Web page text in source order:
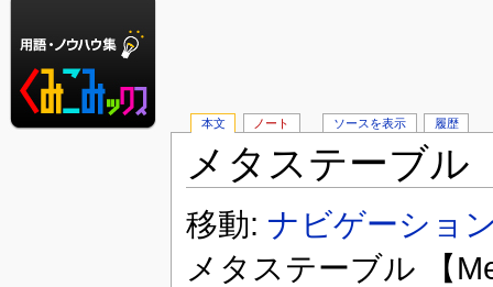
メタステーブル
移動: ナビゲーショ
メタステーブル 【
本文 ノート ソースを表示 履歴